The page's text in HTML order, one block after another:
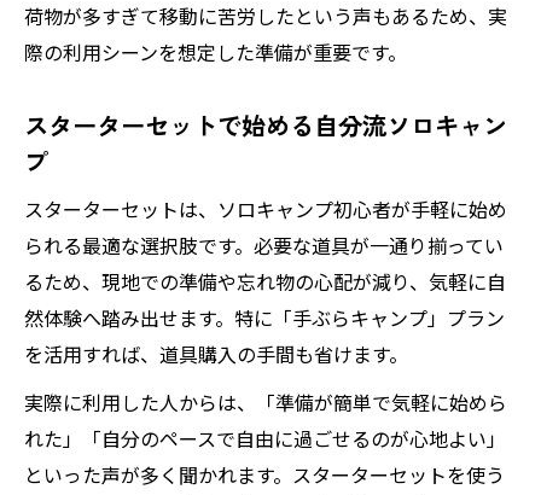
荷物が多すぎて移動に苦労したという声もあるため、実
際の利用シーンを想定した準備が重要です。
スターターセットで始める自分流ソロキャン
プ
スターターセットは、ソロキャンプ初心者が手軽に始め
られる最適な選択肢です。必要な道具が一通り揃ってい
るため、現地での準備や忘れ物の心配が減り、気軽に自
然体験へ踏み出せます。特に「手ぶらキャンプ」プラン
を活用すれば、道具購入の手間も省けます。
実際に利用した人からは、「準備が簡単で気軽に始めら
れた」「自分のペースで自由に過ごせるのが心地よい」
といった声が多く聞かれます。スターターセットを使う